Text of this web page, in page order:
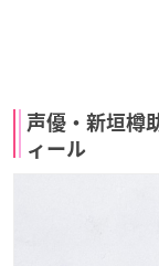
声優・新垣樽
ィール